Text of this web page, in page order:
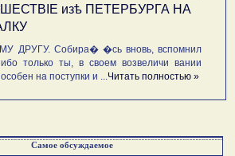
изѣ ПЕТЕРБУРГА НА
Собира� �сь вновь, вспомнил
только ты, в своем возвеличи вании
на поступки и ... Читать полностью »
Самое обсуждаемое